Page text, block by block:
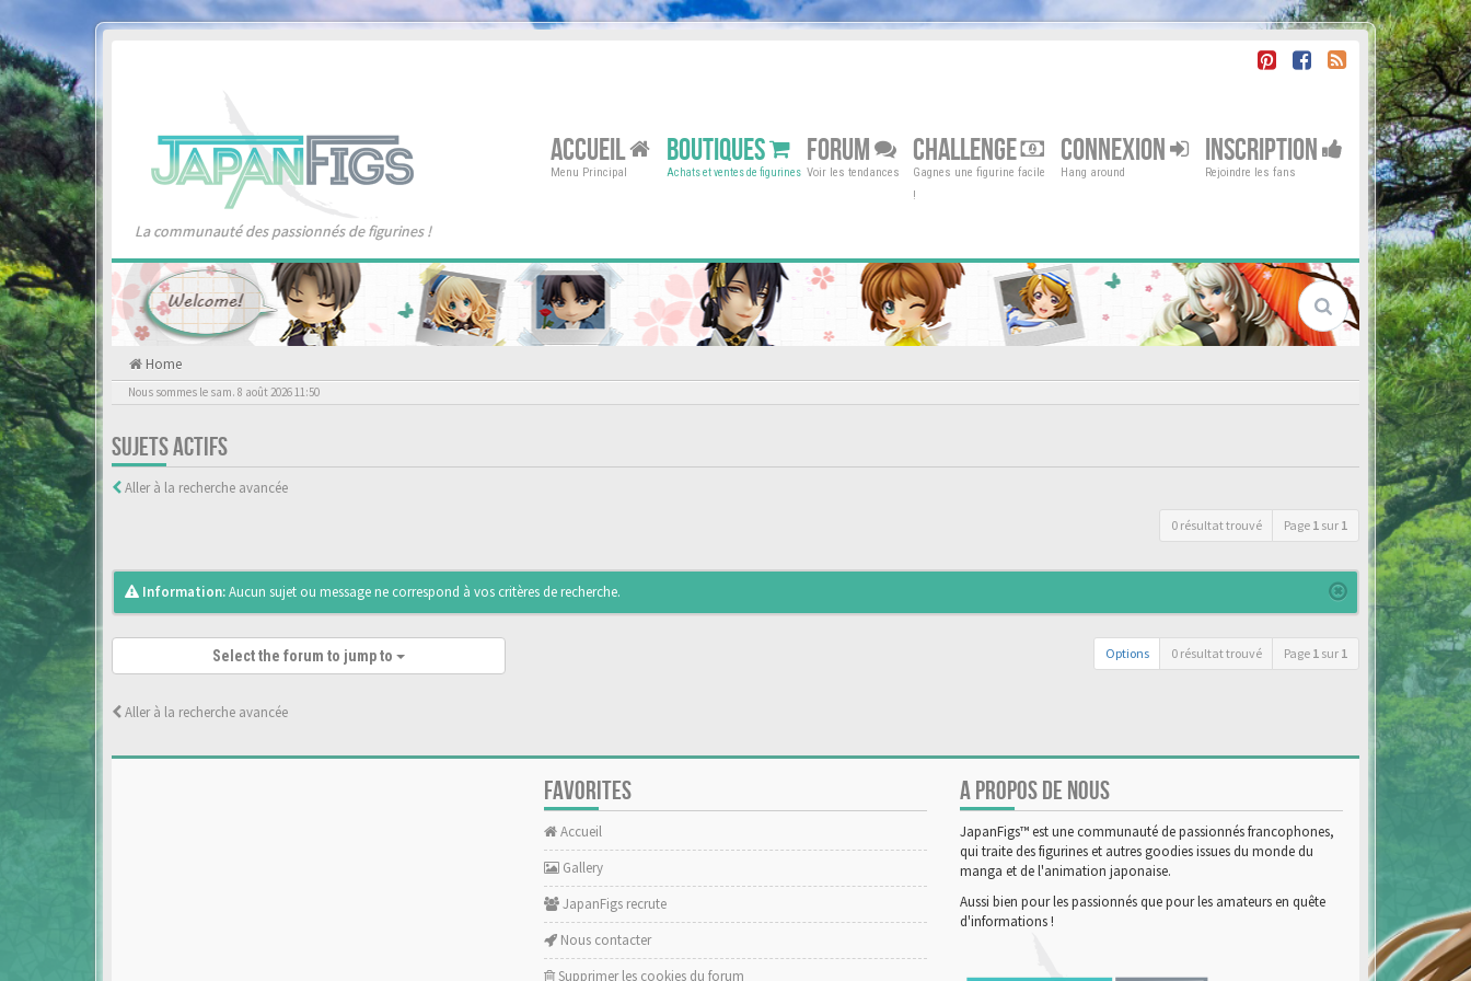
La communauté des passionnés de figurines !
ACCUEIL
Menu Principal
BOUTIQUES
Achats et ventes de figurines
FORUM
Voir les tendances
CHALLENGE
Gagnes une figurine facile
!
CONNEXION
Hang around
INSCRIPTION
Rejoindre les fans
Home
Nous sommes le sam. 8 août 2026 11:50
SUJETS ACTIFS
Aller à la recherche avancée
0 résultat trouvé Page 1 sur 1
Information:Aucun sujet ou message ne correspond à vos critères de recherche.
Options 0 résultat trouvé Page 1 sur 1
Select the forum to jump to
Aller à la recherche avancée
FAVORITES
Accueil
Gallery
JapanFigs recrute
Nous contacter
Supprimer les cookies du forum
A PROPOS DE NOUS
JapanFigs™ est une communauté de passionnés francophones,
qui traite des figurines et autres goodies issues du monde du
manga et de l'animation japonaise.
Aussi bien pour les passionnés que pour les amateurs en quête
d'informations !